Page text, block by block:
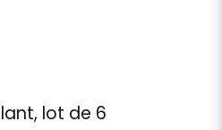
lot de 6